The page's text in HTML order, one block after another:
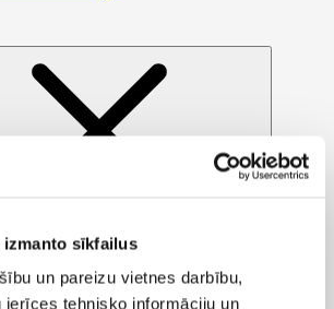
sīkfailus
un pareizu vietnes darbību,
ierīces tehnisko informāciju un